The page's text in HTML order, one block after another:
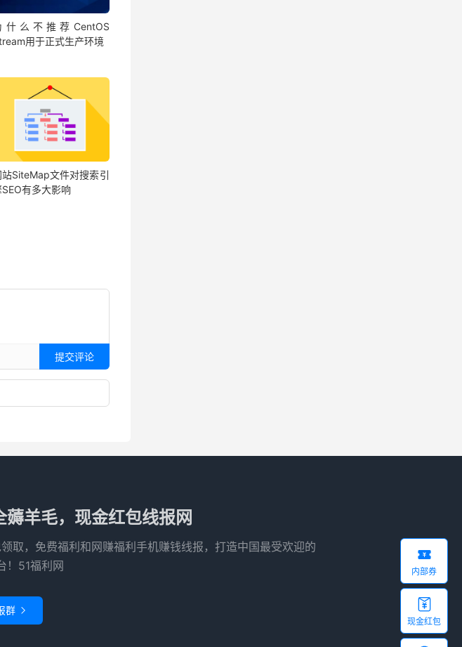
什么不推荐CentOS
用于正式生产环境
站SiteMap文件对搜索引
SEO有多大影响
提交评论
羊毛，现金红包线报网
取，免费福利和网赚福利手机赚钱线报，打造中国最受欢迎的
！51福利网
群 

内部券

现金红包